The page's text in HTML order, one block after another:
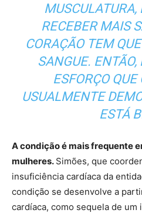
MUSCULATURA,
RECEBER MAIS
CORAÇÃO TEM
SANGUE.
ESFORÇO QUE
USUALMENTE
ESTÁ
A condição é mais frequente
mulheres. Simões, que
insuficiência cardíaca da
condição se desenvolve a
cardíaca, como sequela de